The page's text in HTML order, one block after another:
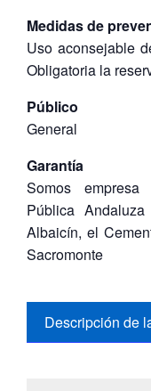
Medidas de
Uso aconsejable
Obligatoria la
Público
General
Garantía
Somos
Pública
Albaicín, el
Sacromonte
Descripción de